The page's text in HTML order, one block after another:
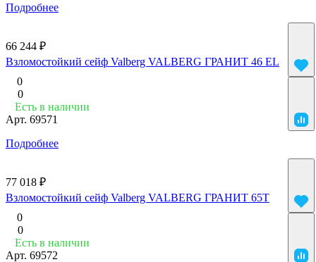
Подробнее
66 244 ₽
Взломостойкий сейф Valberg VALBERG ГРАНИТ 46 EL
0
0
Есть в наличии
Арт. 69571
Подробнее
77 018 ₽
Взломостойкий сейф Valberg VALBERG ГРАНИТ 65Т
0
0
Есть в наличии
Арт. 69572